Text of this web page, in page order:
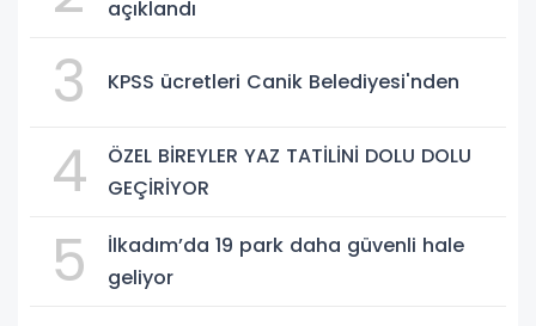
açıklandı
3 KPSS ücretleri Canik Belediyesi'nden
4
ÖZEL BİREYLER YAZ TATİLİNİ DOLU DOLU
GEÇİRİYOR
5
İlkadım’da 19 park daha güvenli hale
geliyor